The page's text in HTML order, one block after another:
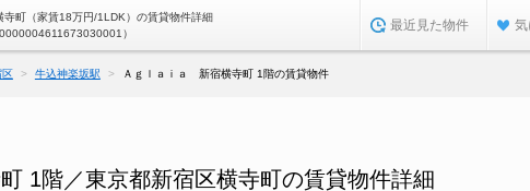
寺町（家賃18万円/1LDK）の賃貸物件詳細
）
最近見た物件
区 牛込神楽坂駅 Ａｇｌａｉａ 新宿横寺町 1階の賃貸物件
1階／東京都新宿区横寺町の賃貸物件詳細